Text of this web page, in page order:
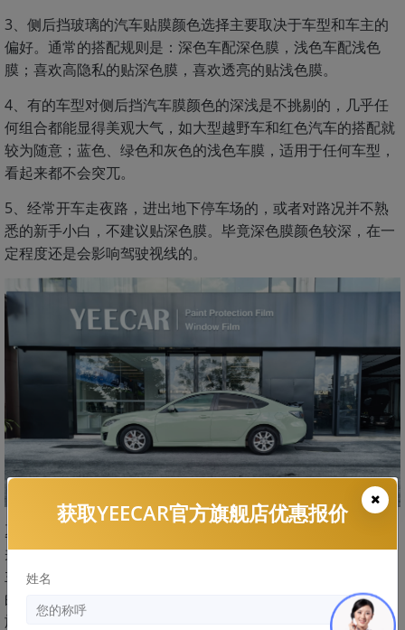
3、侧后挡玻璃的汽车贴膜颜色选择主要取决于车型和车主的
偏好。通常的搭配规则是：深色车配深色膜，浅色车配浅色
膜；喜欢高隐私的贴深色膜，喜欢透亮的贴浅色膜。
4、有的车型对侧后挡汽车膜颜色的深浅是不挑剔的，几乎任
何组合都能显得美观大气，如大型越野车和红色汽车的搭配就
较为随意；蓝色、绿色和灰色的浅色车膜，适用于任何车型，
看起来都不会突兀。
5、经常开车走夜路，进出地下停车场的，或者对路况并不熟
悉的新手小白，不建议贴深色膜。毕竟深色膜颜色较深，在一
定程度还是会影响驾驶视线的。
夏天汽车贴膜颜色深隔热效果好吗？所以，汽车膜的隔热效果
并不会受颜色的深浅而有过多影响。而且现在汽车膜市场上的
主流汽车膜都是通过反射阻隔红外线和紫外线来实现隔热效果
的，与颜色没有直接关系。YEECAR艺卡是英国汽车膜品牌，
旗下汽车膜产品具备超强隔热，夏季贴完开车尽享舒适驾乘。
获取YEECAR官方旗舰店优惠报价
姓名